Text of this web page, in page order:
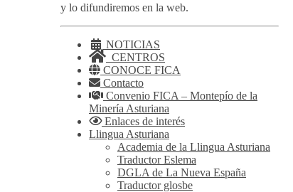
y lo difundiremos en la web.
NOTICIAS
CENTROS
CONOCE FICA
Contacto
Convenio FICA – Montepío de la
Minería Asturiana
Enlaces de interés
Llingua Asturiana
Academia de la Llingua Asturiana
Traductor Eslema
DGLA de La Nueva España
Traductor glosbe